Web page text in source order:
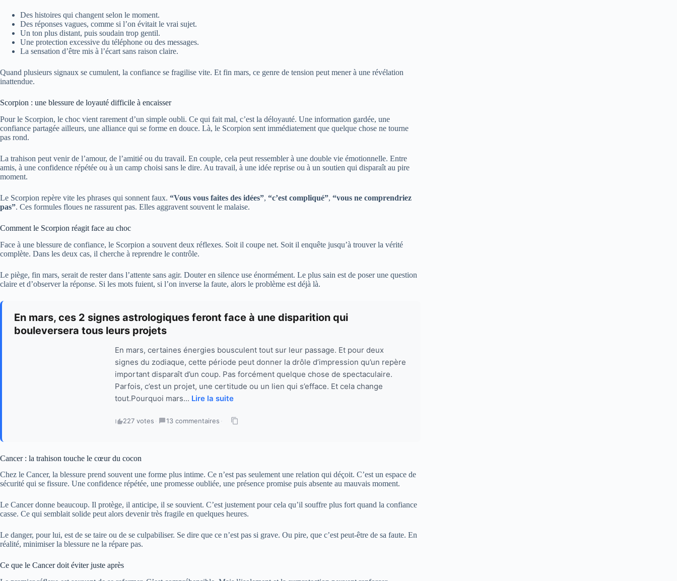
Des histoires qui changent selon le moment.
Des réponses vagues, comme si l’on évitait le vrai sujet.
Un ton plus distant, puis soudain trop gentil.
Une protection excessive du téléphone ou des messages.
La sensation d’être mis à l’écart sans raison claire.
Quand plusieurs signaux se cumulent, la confiance se fragilise vite. Et fin mars, ce genre de tension peut mener à une révélation
inattendue.
Scorpion : une blessure de loyauté difficile à encaisser
Pour le Scorpion, le choc vient rarement d’un simple oubli. Ce qui fait mal, c’est la déloyauté. Une information gardée, une
confiance partagée ailleurs, une alliance qui se forme en douce. Là, le Scorpion sent immédiatement que quelque chose ne tourne
pas rond.
La trahison peut venir de l’amour, de l’amitié ou du travail. En couple, cela peut ressembler à une double vie émotionnelle. Entre
amis, à une confidence répétée ou à un camp choisi sans le dire. Au travail, à une idée reprise ou à un soutien qui disparaît au pire
moment.
Le Scorpion repère vite les phrases qui sonnent faux. “Vous vous faites des idées”, “c’est compliqué”, “vous ne comprendriez
pas”. Ces formules floues ne rassurent pas. Elles aggravent souvent le malaise.
Comment le Scorpion réagit face au choc
Face à une blessure de confiance, le Scorpion a souvent deux réflexes. Soit il coupe net. Soit il enquête jusqu’à trouver la vérité
complète. Dans les deux cas, il cherche à reprendre le contrôle.
Le piège, fin mars, serait de rester dans l’attente sans agir. Douter en silence use énormément. Le plus sain est de poser une question
claire et d’observer la réponse. Si les mots fuient, si l’on inverse la faute, alors le problème est déjà là.
En mars, ces 2 signes astrologiques feront face à une disparition qui
bouleversera tous leurs projets
En mars, certaines énergies bousculent tout sur leur passage. Et pour deux
signes du zodiaque, cette période peut donner la drôle d’impression qu’un repère
important disparaît d’un coup. Pas forcément quelque chose de spectaculaire.
Parfois, c’est un projet, une certitude ou un lien qui s’efface. Et cela change
tout.Pourquoi mars... Lire la suite
227 votes · 13 commentaires ·
Cancer : la trahison touche le cœur du cocon
Chez le Cancer, la blessure prend souvent une forme plus intime. Ce n’est pas seulement une relation qui déçoit. C’est un espace de
sécurité qui se fissure. Une confidence répétée, une promesse oubliée, une présence promise puis absente au mauvais moment.
Le Cancer donne beaucoup. Il protège, il anticipe, il se souvient. C’est justement pour cela qu’il souffre plus fort quand la confiance
casse. Ce qui semblait solide peut alors devenir très fragile en quelques heures.
Le danger, pour lui, est de se taire ou de se culpabiliser. Se dire que ce n’est pas si grave. Ou pire, que c’est peut-être de sa faute. En
réalité, minimiser la blessure ne la répare pas.
Ce que le Cancer doit éviter juste après